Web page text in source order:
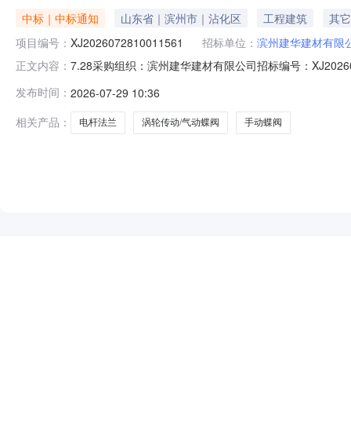
中标｜中标通知 山东省｜滨州市｜沾化区 工程建筑
其它
项目编号： XJ2026072810011561 招标单位： 滨州建华建材有限
正文内容： 7.28采购组织：滨州建华建材有限公司招标编号：
杆法兰*200*70*20片2.0滨州瑞晖迪商贸有限公司手动蝶
发布时间： 2026-07-29 10:36
相关产品：
电杆法兰 涡轮传动/气动蝶阀 手动蝶阀